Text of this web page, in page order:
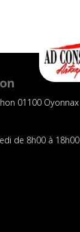
01100 Oyonnax
de 8h00 à 18h00